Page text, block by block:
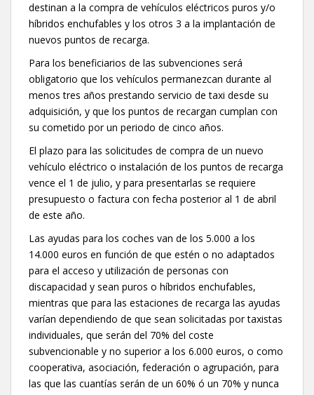
destinan a la compra de vehículos eléctricos puros y/o
híbridos enchufables y los otros 3 a la implantación de
nuevos puntos de recarga.
Para los beneficiarios de las subvenciones será
obligatorio que los vehículos permanezcan durante al
menos tres años prestando servicio de taxi desde su
adquisición, y que los puntos de recargan cumplan con
su cometido por un periodo de cinco años.
El plazo para las solicitudes de compra de un nuevo
vehículo eléctrico o instalación de los puntos de recarga
vence el 1 de julio, y para presentarlas se requiere
presupuesto o factura con fecha posterior al 1 de abril
de este año.
Las ayudas para los coches van de los 5.000 a los
14.000 euros en función de que estén o no adaptados
para el acceso y utilización de personas con
discapacidad y sean puros o híbridos enchufables,
mientras que para las estaciones de recarga las ayudas
varían dependiendo de que sean solicitadas por taxistas
individuales, que serán del 70% del coste
subvencionable y no superior a los 6.000 euros, o como
cooperativa, asociación, federación o agrupación, para
las que las cuantías serán de un 60% ó un 70% y nunca